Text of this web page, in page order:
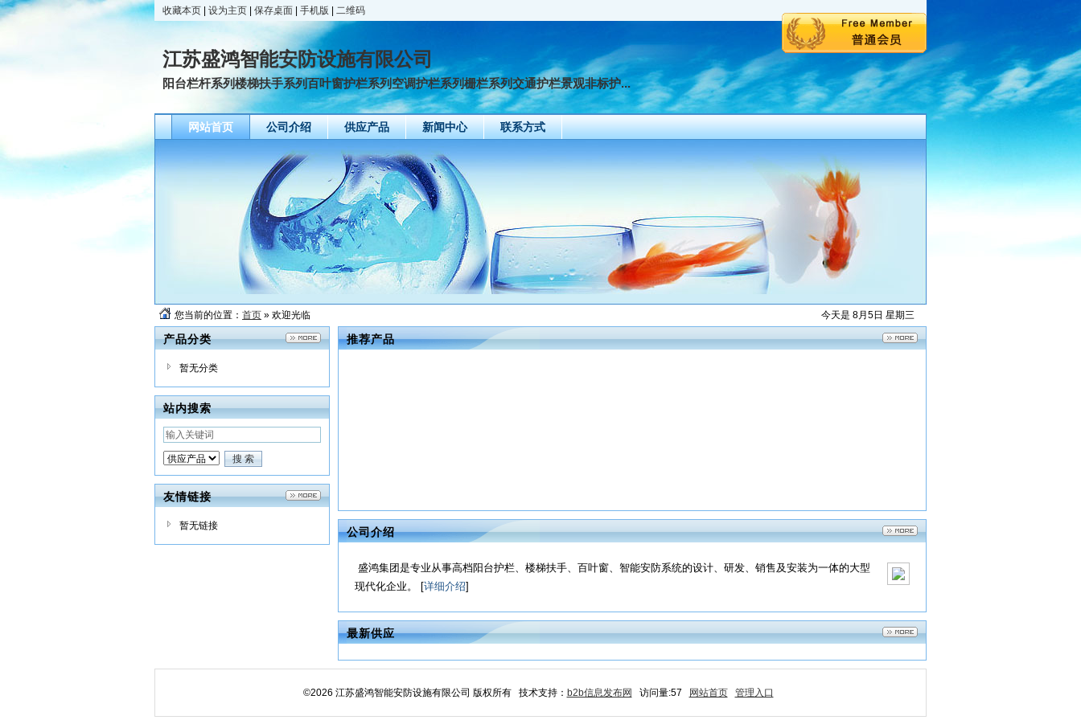
收藏本页 设为主页 保存桌面 手机版 二维码
江苏盛鸿智能安防设施有限公司
阳台栏杆系列楼梯扶手系列百叶窗护栏系列空调护栏系列栅栏系列交通护栏景观非标护...
网站首页 公司介绍 供应产品 新闻中心 联系方式
今天是 8月5日 星期三
您当前的位置： 首页 » 欢迎光临
产品分类
暂无分类
站内搜索
友情链接
暂无链接
推荐产品
公司介绍
盛鸿集团是专业从事高档阳台护栏、楼梯扶手、百叶窗、智能安防系统的设计、研发、销售及安装为一体的大型
现代化企业。 [详细介绍]
最新供应
©2026 江苏盛鸿智能安防设施有限公司 版权所有 技术支持： b2b信息发布网 访问量:57 网站首页 管理入口